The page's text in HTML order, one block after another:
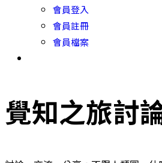
會員登入
會員註冊
會員檔案
覺知之旅討